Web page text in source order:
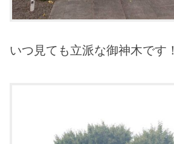
いつ見ても立派な御神木です！